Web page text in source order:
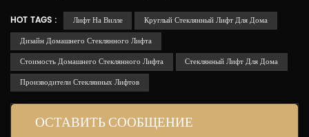
HOT TAGS : Лифт На Вилле
Круглый Стеклянный Лифт Для Дома
Дизайн Домашнего Стеклянного Лифта
Стоимость Домашнего Стеклянного Лифта
Стеклянный Лифт Для Дома
Производители Стеклянных Лифтов
ОСТАВИТЬ СООБЩЕНИЕ